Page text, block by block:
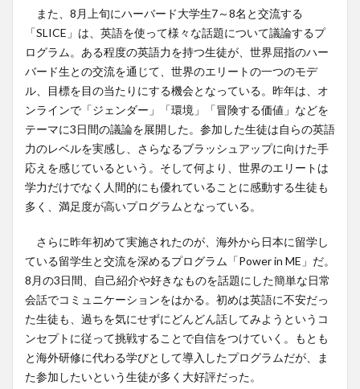
また、8月上旬にハーバード大学生7～8名と交流する
「SLICE」は、英語を使って様々な話題について議論するプ
ログラム。ある程度の英語力を持つ生徒が、世界屈指のハー
バード生との交流を通じて、世界のエリートの一つのモデ
ル、目標を目の当たりにする機会となっている。昨年は、オ
ンラインで「ジェンダー」「環境」「冒険する価値」などを
テーマに3日間の議論を展開した。参加した生徒は自らの英語
力のレベルを実感し、さらなるブラッシュアップに向けた手
応えを感じているという。そして何より、世界のエリートは
学力だけでなく人間的にも優れていることに感動する生徒も
多く、満足度が高いプログラムとなっている。
さらに昨年初めて実施されたのが、海外から日本に留学し
ている留学生と交流を深めるプログラム「Power in ME」だ。
8月の3日間、自己紹介や好きなものを話題にした簡単な日常
会話でコミュニケーションをはかる。初めは英語に不安だっ
た生徒も、過ちを気にせずにどんどん話してみようというコ
ンセプトに従って挑戦することで自信をつけていく。もとも
と海外研修に代わる学びとして導入したプログラムだが、ま
た参加したいという生徒が多く大好評だった。